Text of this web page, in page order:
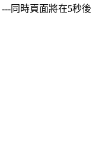
---同時頁面將在5秒後